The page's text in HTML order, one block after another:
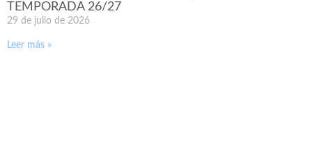
TEMPORADA 26/27
29 de julio de 2026
Leer más »